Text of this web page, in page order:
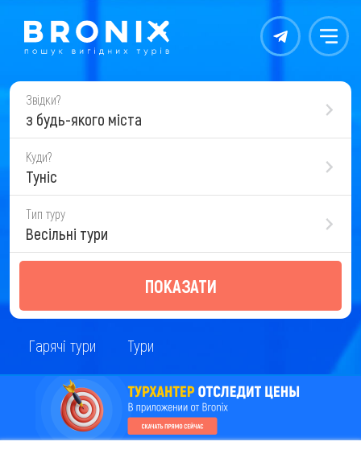
Контакты Меню
Звідки?
з будь-якого міста
Куди?
Туніс
Тип туру
Весільні тури
ПОКАЗАТИ
Гарячі тури Тури